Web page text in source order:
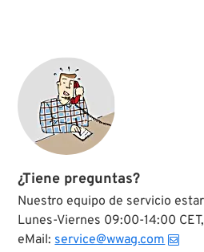
¿Tiene preguntas?
Nuestro equipo de servicio
Lunes-Viernes 09:00-14:00
eMail: service@wwag.com